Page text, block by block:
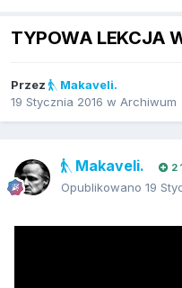
TYPOWA LEKCJA
Przez
Makaveli.
19 Stycznia 2016 w Archiwum
Makaveli. 2
Opublikowano 19